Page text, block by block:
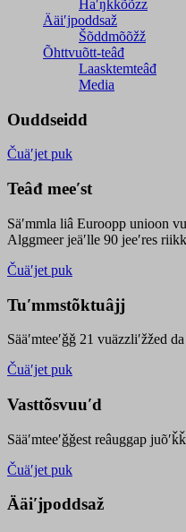
Haʹŋǩǩõõzz
Ääiʹjpoddsaž
Šõddmõõžž
Õhttvuõtt-teâđ
Laasktemteâđ
Media
Ouddseidd
Čuäʹjet puk
Teâđ meeʹst
Säʹmmla liâ Euroopp unioon
Alggmeer jeäʹlle 90 jeeʹres
Čuäʹjet puk
Tuʹmmstõktuâjj
Sääʹmteeʹǧǧ 21 vuäzzliʹžžed
Čuäʹjet puk
Vasttõsvuuʹd
Sääʹmteeʹǧǧest reâuggap
Čuäʹjet puk
Ääiʹjpoddsaž